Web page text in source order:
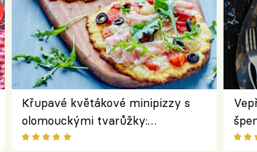
Křupavé květákové minipizzy s
olomouckými tvarůžky:
bezlepkový oběd s typicky